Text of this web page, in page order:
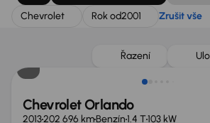
Chevrolet
Rok od2001 Zrušit vše
Řazení
Zlevněno o 10 000 Kč
Chevrolet Orlando
2013202 696 kmBenzín1.4 T103 kW